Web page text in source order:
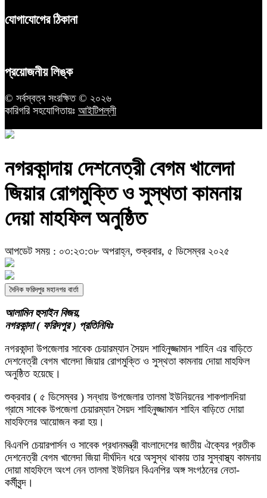
যোগাযোগের ঠিকানা
প্রয়োজনীয় লিঙ্ক
© সর্বস্বত্ব সংরক্ষিত © ২০২৬
কারিগরি সহযোগিতায়ঃ আইটিপল্লী
নগরকান্দায় দেশনেত্রী বেগম খালেদা
জিয়ার রোগমুক্তি ও সুস্থতা কামনায়
দেয়া মাহফিল অনুষ্ঠিত
আপডেট সময় : ০৩:২৩:৩৮ অপরাহ্ন, শুক্রবার, ৫ ডিসেম্বর ২০২৫
দৈনিক ফরিদপুর মহানগর বার্তা
আলামিন হুসাইন বিজয়,
নগরকান্দা ( ফরিদপুর ) প্রতিনিধিঃ
নগরকান্দা উপজেলার সাবেক চেয়ারম্যান সৈয়দ শাহিনুজ্জামান শাহিন এর বাড়িতে
দেশনেত্রী বেগম খালেদা জিয়ার রোগমুক্তি ও সুস্থতা কামনায় দোয়া মাহফিল
অনুষ্ঠিত হয়েছে।
শুক্রবার ( ৫ ডিসেম্বর ) সন্ধায় উপজেলার তালমা ইউনিয়নের শাকপালদিয়া
গ্রামে সাবেক উপজেলা চেয়ারম্যান সৈয়দ শাহিনুজ্জামান শাহিন বাড়িতে দোয়া
মাহফিলের আয়োজন করা হয়।
বিএনপি চেয়ারপার্সন ও সাবেক প্রধানমন্ত্রী বাংলাদেশের জাতীয় ঐক্যের প্রতীক
দেশনেত্রী বেগম খালেদা জিয়া দীর্ঘদিন ধরে অসুস্থ থাকায় তার সুস্বাস্থ্য কামনায়
দোয়া মাহফিলে অংশ নেন তালমা ইউনিয়ন বিএনপির অঙ্গ সংগঠনের নেতা-
কর্মীবৃন্দ।